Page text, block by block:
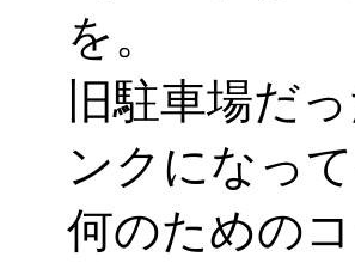
を。
旧駐車場だ
ンクになっ
何のための